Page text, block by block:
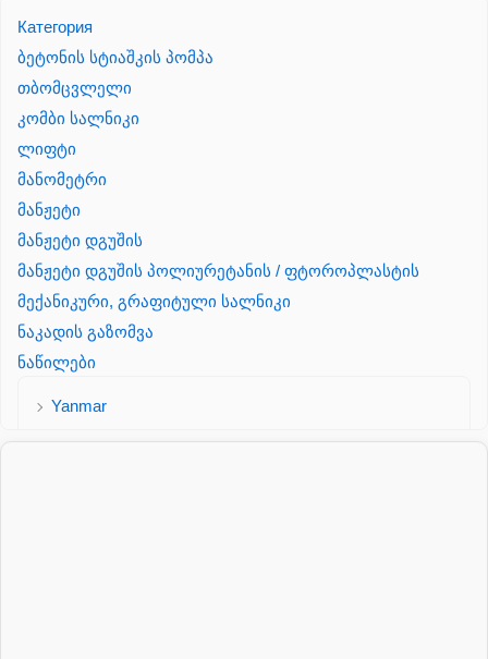
Категория
ბეტონის სტიაშკის პომპა
თბომცვლელი
კომბი სალნიკი
ლიფტი
მანომეტრი
მანჟეტი
მანჟეტი დგუშის
მანჟეტი დგუშის პოლიურეტანის / ფტოროპლასტის
მექანიკური, გრაფიტული სალნიკი
ნაკადის გაზომვა
ნაწილები
Yanmar